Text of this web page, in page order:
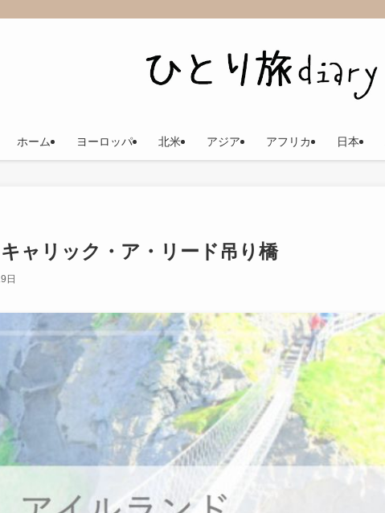
ホーム ヨーロッパ 北米 アジア アフリカ 日本
ャリック・ア・リード吊り橋
日